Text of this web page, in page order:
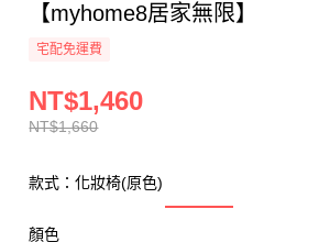
【myhome8居家無限】
宅配免運費
NT$1,660
NT$1,460
款式：化妝椅(原色)
顏色